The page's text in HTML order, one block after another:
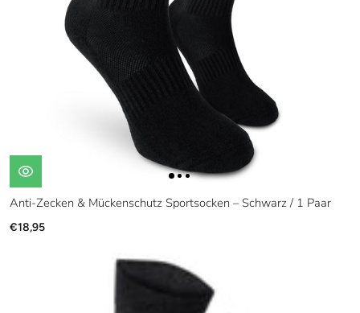
Anti-Zecken & Mückenschutz Sportsocken – Schwarz / 1 Paar
€18,95